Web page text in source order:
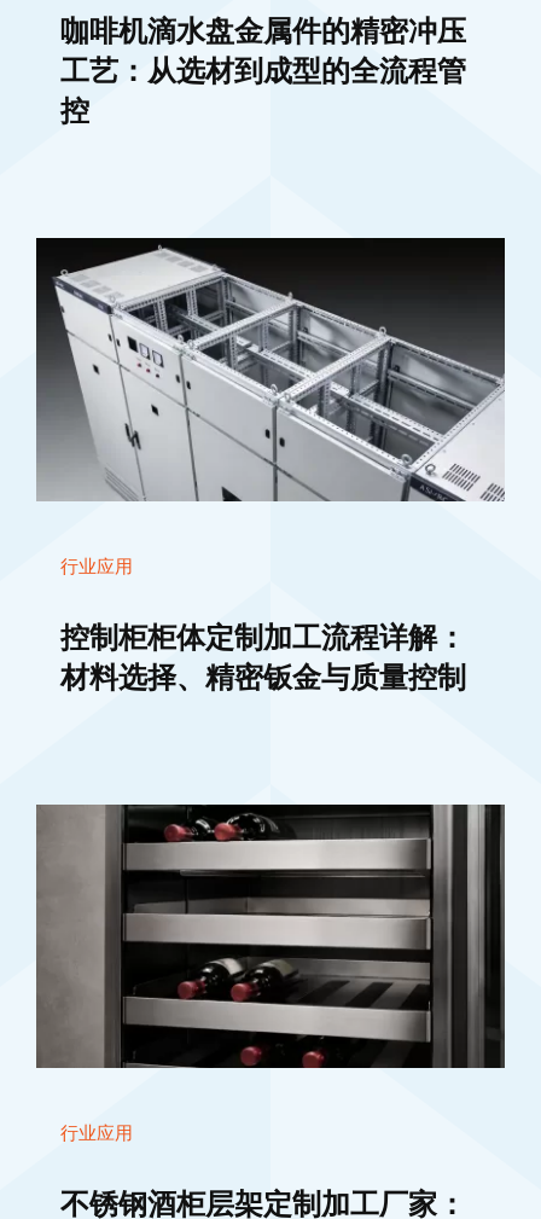
咖啡机滴水盘金属件的精密冲压
工艺：从选材到成型的全流程管
控
行业应用
控制柜柜体定制加工流程详解：
材料选择、精密钣金与质量控制
行业应用
不锈钢酒柜层架定制加工厂家：